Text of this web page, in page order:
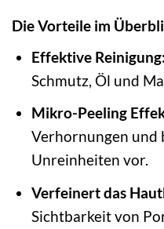
Die Vorteile im
Effektive Reinigung:
Schmutz, Öl und
Mikro-Peeling
Verhornungen und
Unreinheiten vor.
Verfeinert das
Sichtbarkeit von